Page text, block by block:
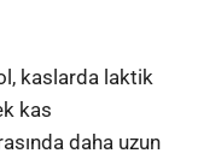
kaslarda laktik
kas
daha uzun